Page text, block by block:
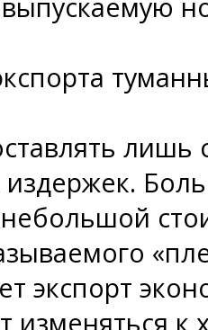
лишь
издержек.
небольшой
экспорт
изменяться